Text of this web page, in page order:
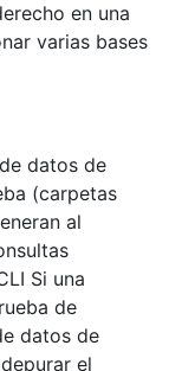
en una
varias bases
datos de
(carpetas
al
Si una
de
datos de
el